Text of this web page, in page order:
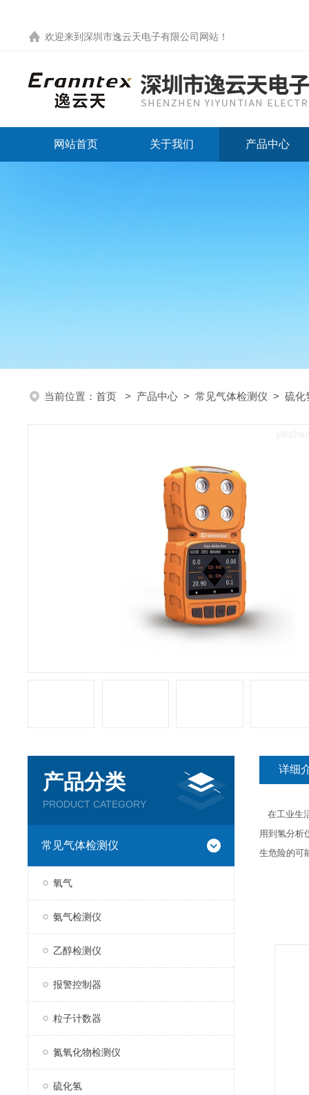
欢迎来到 深圳市逸云天电子有限公司网站 ！
网站首页 关于我们 产品中心
当前位置： 首页 > 产品中心 > 常见气体检测仪 > 硫化
产品分类
PRODUCT CATEGORY
常见气体检测仪
氧气
氨气检测仪
乙醇检测仪
报警控制器
粒子计数器
氮氧化物检测仪
硫化氢
详细
在工业生
用到氢分析
生危险的可